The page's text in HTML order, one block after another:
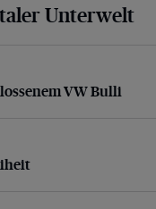
Unterwelt
VW Bulli
VW Bulli